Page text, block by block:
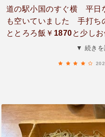
道の駅小国のすぐ横 平日
も空いていました 手打
ととろろ飯￥1870と少し
かったです これから近く
▼ 続きを